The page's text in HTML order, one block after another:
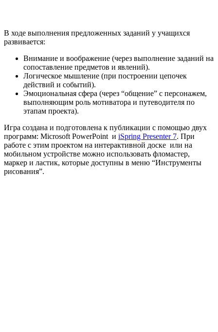
В ходе выполнения предложенных заданий у учащихся
развивается:
Внимание и воображение (через выполнение заданий на
сопоставление предметов и явлений).
Логическое мышление (при построении цепочек
действий и событий).
Эмоциональная сфера (через “общение” с персонажем,
выполняющим роль мотиватора и путеводителя по
этапам проекта).
Игра создана и подготовлена к публикации с помощью двух
программ: Microsoft PowerPoint и iSpring Presenter 7. При
работе с этим проектом на интерактивной доске или на
мобильном устройстве можно использовать фломастер,
маркер и ластик, которые доступны в меню “Инструменты
рисования”.